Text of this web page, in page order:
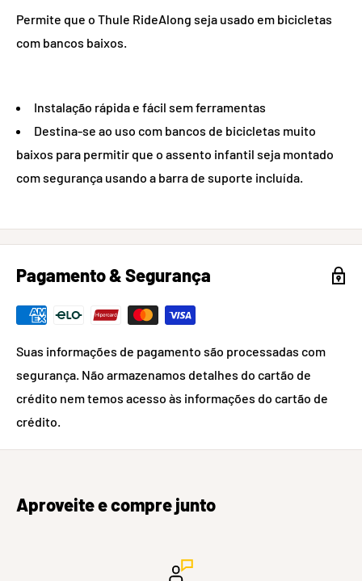
Permite que o Thule RideAlong seja usado em bicicletas
com bancos baixos.
Instalação rápida e fácil sem ferramentas
Destina-se ao uso com bancos de bicicletas muito
baixos para permitir que o assento infantil seja montado
com segurança usando a barra de suporte incluída.
Pagamento & Segurança
Suas informações de pagamento são processadas com
segurança. Não armazenamos detalhes do cartão de
crédito nem temos acesso às informações do cartão de
crédito.
Aproveite e compre junto